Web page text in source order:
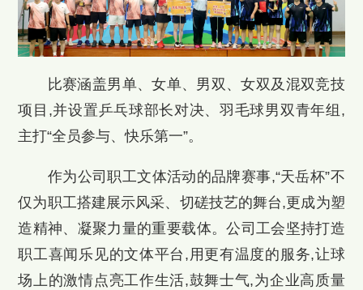
比赛涵盖男单、女单、男双、女双及混双竞技
项目,并设置乒乓球部长对决、羽毛球男双青年组,
主打“全员参与、快乐第一”。
作为公司职工文体活动的品牌赛事,“天岳杯”不
仅为职工搭建展示风采、切磋技艺的舞台,更成为塑
造精神、凝聚力量的重要载体。公司工会坚持打造
职工喜闻乐见的文体平台,用更有温度的服务,让球
场上的激情点亮工作生活,鼓舞士气,为企业高质量